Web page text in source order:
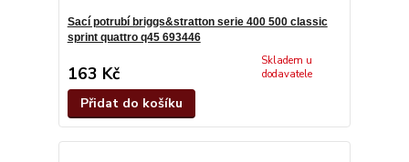
Sací potrubí briggs&stratton serie 400 500 classic
sprint quattro q45 693446
163 Kč
Skladem u
dodavatele
Přidat do košíku